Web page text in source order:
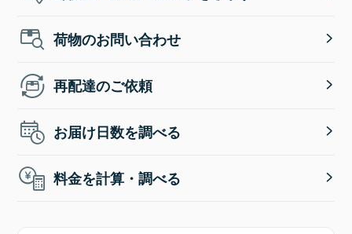
荷物のお問い合わせ
再配達のご依頼
お届け日数を調べる
料金を計算・調べる